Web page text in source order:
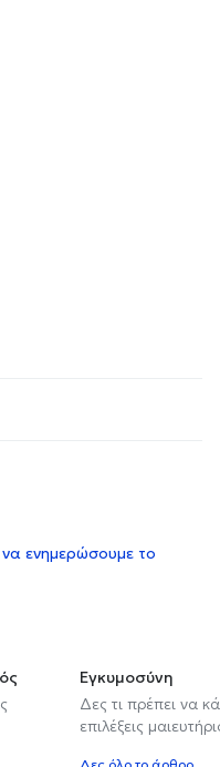
να ενημερώσουμε το
Εγκυμοσύνη
Δες τι πρέπει να
επιλέξεις